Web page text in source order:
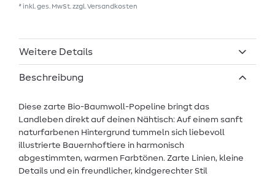
* inkl. ges. MwSt. zzgl.Versandkosten
Weitere Details
Beschreibung
Diese zarte Bio-Baumwoll-Popeline bringt das
Landleben direkt auf deinen Nähtisch: Auf einem sanft
naturfarbenen Hintergrund tummeln sich liebevoll
illustrierte Bauernhoftiere in harmonisch
abgestimmten, warmen Farbtönen. Zarte Linien, kleine
Details und ein freundlicher, kindgerechter Stil